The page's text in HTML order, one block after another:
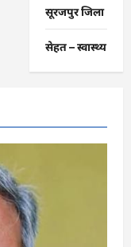
सूरजपुर जिला
सेहत – स्‍वास्‍थ्‍य